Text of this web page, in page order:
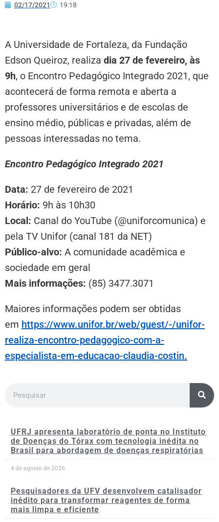
02/17/2021 19:18
A Universidade de Fortaleza, da Fundação
Edson Queiroz, realiza dia 27 de fevereiro, às
9h, o Encontro Pedagógico Integrado 2021, que
acontecerá de forma remota e aberta a
professores universitários e de escolas de
ensino médio, públicas e privadas, além de
pessoas interessadas no tema.
Encontro Pedagógico Integrado 2021
Data: 27 de fevereiro de 2021
Horário: 9h às 10h30
Local: Canal do YouTube (@uniforcomunica) e
pela TV Unifor (canal 181 da NET)
Público-alvo: A comunidade acadêmica e
sociedade em geral
Mais informações: (85) 3477.3071
Maiores informações podem ser obtidas
em https://www.unifor.br/web/guest/-/unifor-
realiza-encontro-pedagogico-com-a-
especialista-em-educacao-claudia-costin.
UFRJ apresenta laboratório de ponta no Instituto
de Doenças do Tórax com tecnologia inédita no
Brasil para abordagem de doenças respiratórias
4 de agosto de 2026
Pesquisadores da UFV desenvolvem catalisador
inédito para transformar reagentes de forma
mais limpa e eficiente